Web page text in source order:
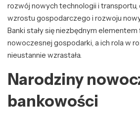
rozwój nowych technologii i transportu,
wzrostu gospodarczego i rozwoju
Banki stały się niezbędnym
nowoczesnej gospodarki, a ich rola w
nieustannie wzrastała.
Narodziny
bankowości